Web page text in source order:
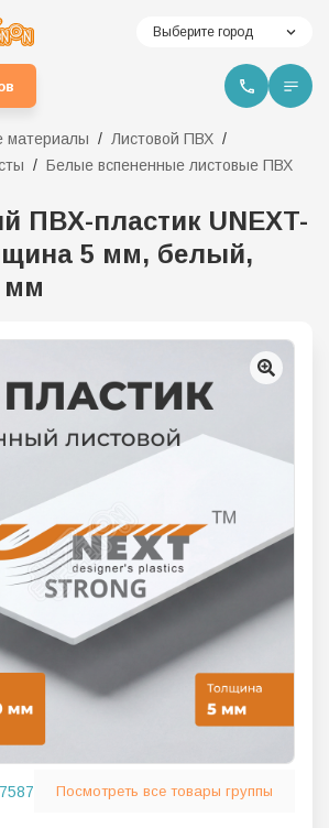
Выберите город
материалы
Листовой ПВХ
Белые вспененные листовые ПВХ
ПВХ-пластик UNEXT-
5 мм, белый,
мм
Посмотреть все товары группы